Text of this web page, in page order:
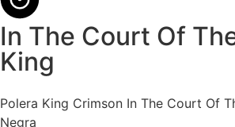
In The Court Of
King
Polera King Crimson In The Court Of
Negra